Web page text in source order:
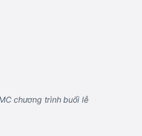
chương trình buổi lễ